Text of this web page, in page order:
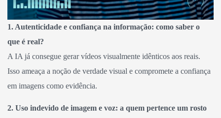
1. Autenticidade e confiança na informação: como saber o
que é real?
A IA já consegue gerar vídeos visualmente idênticos aos reais.
Isso ameaça a noção de verdade visual e compromete a confiança
em imagens como evidência.
2. Uso indevido de imagem e voz: a quem pertence um rosto